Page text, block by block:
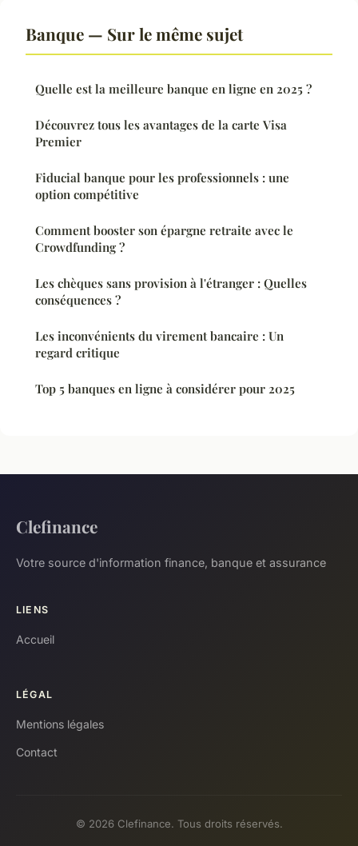
Banque — Sur le même sujet
Quelle est la meilleure banque en ligne en 2025 ?
Découvrez tous les avantages de la carte Visa
Premier
Fiducial banque pour les professionnels : une
option compétitive
Comment booster son épargne retraite avec le
Crowdfunding ?
Les chèques sans provision à l'étranger : Quelles
conséquences ?
Les inconvénients du virement bancaire : Un
regard critique
Top 5 banques en ligne à considérer pour 2025
Clefinance
Votre source d'information finance, banque et assurance
LIENS
Accueil
LÉGAL
Mentions légales
Contact
© 2026 Clefinance. Tous droits réservés.